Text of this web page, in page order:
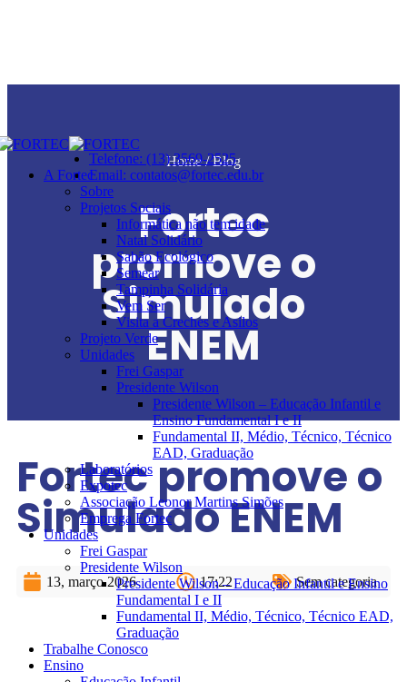
Telefone: (13) 3569-2525
Email: contatos@fortec.edu.br
A Fortec
Sobre
Projetos Sociais
Informática não tem idade
Natal Solidário
Sabão Ecológico
Semear
Tampinha Solidária
Vem Ser
Visita a Creches e Asilos
Projeto Verde
Unidades
Frei Gaspar
Presidente Wilson
Presidente Wilson – Educação Infantil e
Ensino Fundamental I e II
Fundamental II, Médio, Técnico, Técnico
EAD, Graduação
Laboratórios
Expotec
Associação Leonor Martins Simões
Emprega Fortec
Unidades
Frei Gaspar
Presidente Wilson
Presidente Wilson – Educação Infantil e Ensino
Fundamental I e II
Fundamental II, Médio, Técnico, Técnico EAD,
Graduação
Trabalhe Conosco
Ensino
Home/ Blog
Fortec
promove o
Simulado
ENEM
Fortec promove o
Simulado ENEM
13, março 2026 17:22 Sem categoria